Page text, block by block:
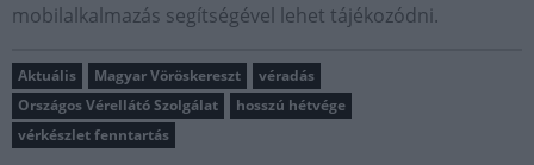
mobilalkalmazás segítségével lehet tájékozódni.
Aktuális Magyar Vöröskereszt
véradás
Országos Vérellátó Szolgálat
hosszú hétvége
vérkészlet fenntartás